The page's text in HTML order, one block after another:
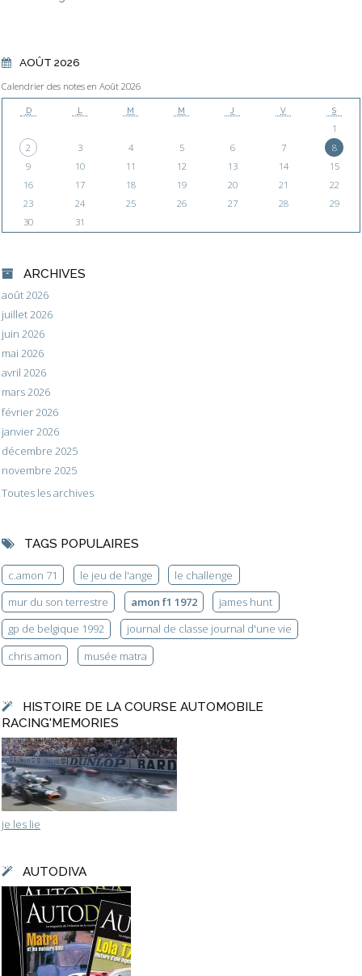
AOÛT 2026
Calendrier des notes en Août 2026
D L M M J V S
1
2
3 4 5 6 7
8
9
10 11 12 13 14
15
16
17 18 19 20 21
22
23
24 25 26 27 28
29
30
31
ARCHIVES
août 2026
juillet 2026
juin 2026
mai 2026
avril 2026
mars 2026
février 2026
janvier 2026
décembre 2025
novembre 2025
Toutes les archives
TAGS POPULAIRES
c.amon 71 le jeu de l'ange
le challenge
mur du son terrestre
amon f1 1972
james hunt
gp de belgique 1992
journal de classe journal d'une vie
chris amon
musée matra
HISTOIRE DE LA COURSE AUTOMOBILE
RACING'MEMORIES
je les lie
AUTODIVA